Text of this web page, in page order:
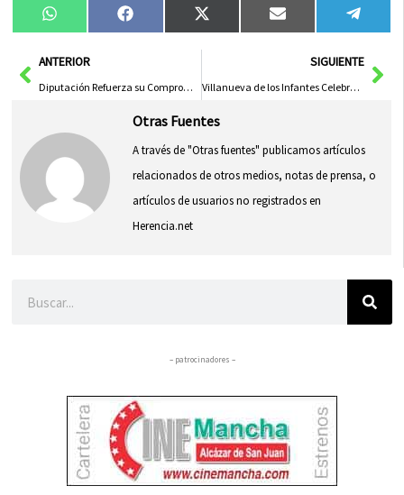
Compartir
en
WhatsAppCompartir
en
FacebookCompartir
en
X
(Twitter)
Compartir
en
Email
en
AntANTERIOR
Diputación Refuerza su Compromiso Cultural en la 86ª Exposición de Artes Plásticas en Valdepeñas
SIGUIENTE
Villanueva de los Infantes Celebra la Fiesta del Pimiento con Todo el Pueblo Involucrado
Otras Fuentes
A través de "Otras fuentes" publicamos artículos
relacionados de otros medios, notas de prensa, o
artículos de usuarios no registrados en
Herencia.net
– patrocinadores –